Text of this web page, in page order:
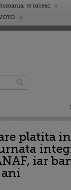
te iubesc
platita
iar